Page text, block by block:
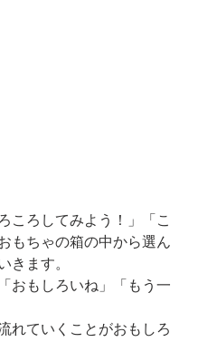
ころしてみよう！」「こ
もちゃの箱の中から選ん
きます。
おもしろいね」「もう一
れていくことがおもしろ